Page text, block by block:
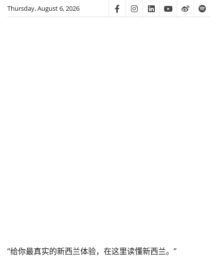
SkipThursday, August 6, 2026 FacebookInstagram
LinkedinYoutube
Weibo
“给你最真实的新西兰体验，在这里读懂新西兰。”